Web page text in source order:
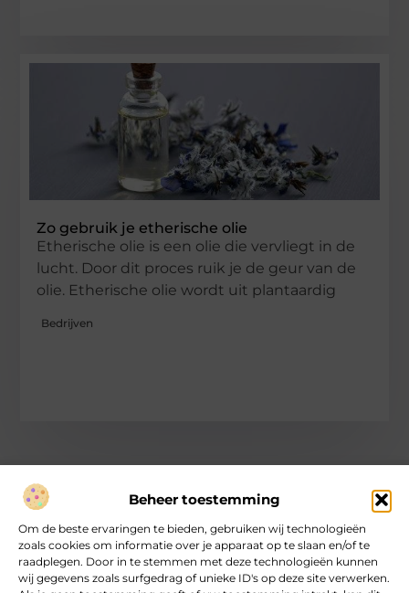
Beheer toestemming
Om de beste ervaringen te bieden, gebruiken wij technologieën
zoals cookies om informatie over je apparaat op te slaan en/of te
raadplegen. Door in te stemmen met deze technologieën kunnen
wij gegevens zoals surfgedrag of unieke ID's op deze site verwerken.
Zo gebruik je etherische olie
Etherische olie is een olie die vervliegt in de
lucht. Door dit proces ruik je de geur van de
olie. Etherische olie wordt uit plantaardig
Bedrijven
Over heartcoaching
Jouw gids voor inspiratie en tips uit het dagelijks leven.
Ontdek een brede verzameling blogs en artikelen die je helpen
om het meeste uit elke dag te halen, met praktische adviezen